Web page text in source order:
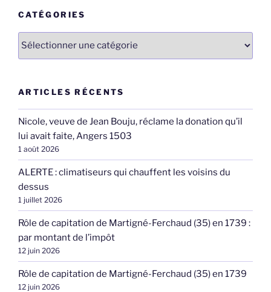
CATÉGORIES
Catégories
ARTICLES RÉCENTS
Nicole, veuve de Jean Bouju, réclame la donation qu’il
lui avait faite, Angers 1503
1 août 2026
ALERTE : climatiseurs qui chauffent les voisins du
dessus
1 juillet 2026
Rôle de capitation de Martigné-Ferchaud (35) en 1739 :
par montant de l’impôt
12 juin 2026
Rôle de capitation de Martigné-Ferchaud (35) en 1739
12 juin 2026